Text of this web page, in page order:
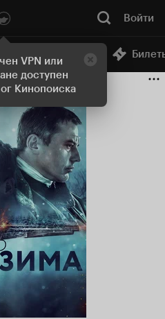
VPN или
доступен
Кинопоиска
Войти
Онлайн-кинотеатр